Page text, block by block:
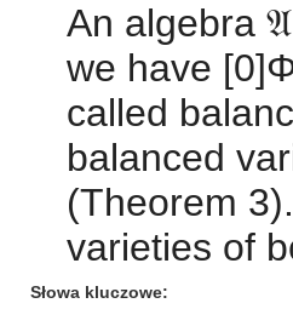
An algebra
we have
called
balanced
(Theorem
varieties of
Słowa kluczowe